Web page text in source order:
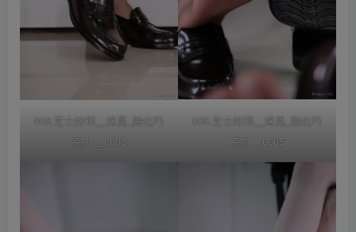
008.芝士好椰__涞觅_融化巧
克力__0003
008.芝士好椰__涞觅_融化巧
克力__0005